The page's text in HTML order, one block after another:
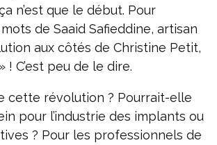
n’est que le début. Pour
de Saaid Safieddine, artisan
aux côtés de Christine Petit,
! C’est peu de le dire.
cette révolution ? Pourrait-elle
pour l’industrie des implants ou
? Pour les professionnels de